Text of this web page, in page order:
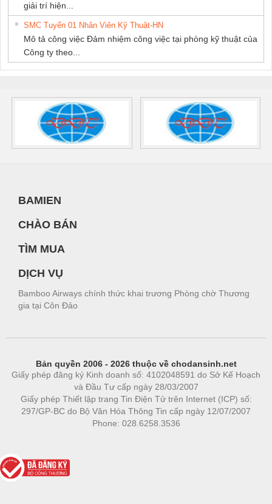
giải trí hiện...
SMC Tuyển 01 Nhân Viên Kỹ Thuật-HN
Mô tả công việc Đảm nhiệm công việc tại phòng kỹ thuật của
Công ty theo...
BAMIEN
CHÀO BÁN
TÌM MUA
DỊCH VỤ
Bamboo Airways chính thức khai trương Phòng chờ Thương
gia tại Côn Đảo
Bản quyền 2006 - 2026 thuộc về chodansinh.net
Giấy phép đăng ký Kinh doanh số: 4102048591 do Sở Kế Hoạch
và Đầu Tư cấp ngày 28/03/2007
Giấy phép Thiết lập trang Tin Điện Tử trên Internet (ICP) số:
297/GP-BC do Bộ Văn Hóa Thông Tin cấp ngày 12/07/2007
Phone: 028.6258.3536